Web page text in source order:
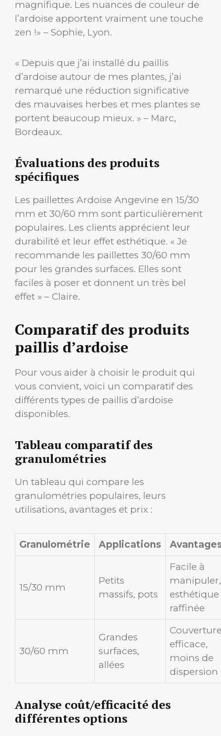
magnifique. Les nuances de couleur de
l’ardoise apportent vraiment une touche
zen !» – Sophie, Lyon.
« Depuis que j’ai installé du paillis
d’ardoise autour de mes plantes, j’ai
remarqué une réduction significative
des mauvaises herbes et mes plantes se
portent beaucoup mieux. » – Marc,
Bordeaux.
Évaluations des produits
spécifiques
Les paillettes Ardoise Angevine en 15/30
mm et 30/60 mm sont particulièrement
populaires. Les clients apprécient leur
durabilité et leur effet esthétique. « Je
recommande les paillettes 30/60 mm
pour les grandes surfaces. Elles sont
faciles à poser et donnent un très bel
effet » – Claire.
Comparatif des produits
paillis d’ardoise
Pour vous aider à choisir le produit qui
vous convient, voici un comparatif des
différents types de paillis d’ardoise
disponibles.
Tableau comparatif des
granulométries
Un tableau qui compare les
granulométries populaires, leurs
utilisations, avantages et prix :
Granulométrie Applications
15/30 mm
Petits
massifs, pots
Facile à
manipuler,
esthétique
raffinée
30/60 mm
Grandes
surfaces,
allées
efficace,
moins de
dispersion
Analyse coût/efficacité des
différentes options